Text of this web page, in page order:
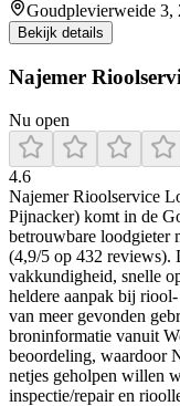
Goudplevierweide 3,
Bekijk details
Najemer
Nu open
4.6
Najemer Rioolservice
Pijnacker) komt in de
betrouwbare loodgieter
(4,9/5 op 432 reviews).
vakkundigheid, snelle
heldere aanpak bij
van meer gevonden
broninformatie vanuit
beoordeling, waardoor
netjes geholpen willen
inspectie/repair en